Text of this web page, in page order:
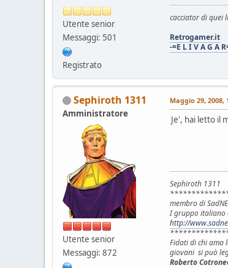
Utente senior
Messaggi: 501
Registrato
cacciator di quei
Retrogamer.it
-=E L I V A G A
Sephiroth 1311
Amministratore
Utente senior
Messaggi: 872
Maggio 29, 2008,
Je', hai letto il
Sephiroth 1311
membro di
I gruppo italiano
http://
Fidati di chi ama
giovani si può
Roberto